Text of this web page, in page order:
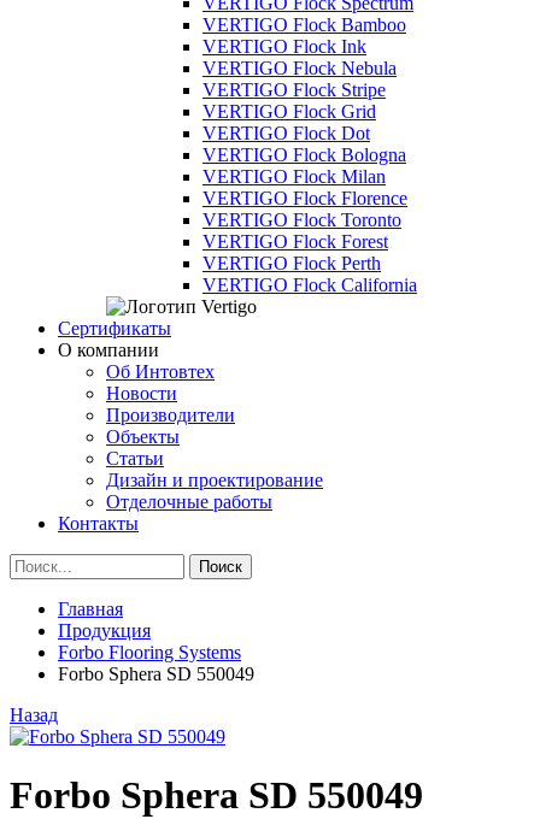
VERTIGO Flock Bamboo
VERTIGO Flock Ink
VERTIGO Flock Nebula
VERTIGO Flock Stripe
VERTIGO Flock Grid
VERTIGO Flock Dot
VERTIGO Flock Bologna
VERTIGO Flock Milan
VERTIGO Flock Florence
VERTIGO Flock Toronto
VERTIGO Flock Forest
VERTIGO Flock Perth
VERTIGO Flock California
Сертификаты
О компании
Об Интовтех
Новости
Производители
Объекты
Статьи
Дизайн и проектирование
Отделочные работы
Контакты
Главная
Продукция
Forbo Flooring Systems
Forbo Sphera SD 550049
Назад
Forbo Sphera SD 550049